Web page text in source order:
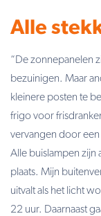
Alle
“De zonnepanelen
bezuinigen. Maar
kleinere posten te
frigo voor
vervangen door
Alle buislampen zijn
plaats. Mijn
uitvalt als het licht
22 uur. Daarnaast